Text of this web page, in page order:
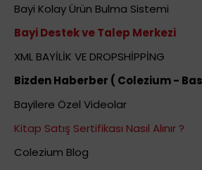
Bayi Kolay Ürün Bulma Sistemi
Bayi Destek ve Talep Merkezi
XML BAYİLİK VE DROPSHİPPİNG
Bizden Haberber ( Colezium -
Bayilere Özel Videolar
Kitap Satış Sertifikası Nasıl Alınır ?
Colezium Blog